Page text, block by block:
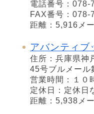
電話番号：078-
FAX番号：078-
距離：5,916メ
アバンティブ
住所：兵庫県神
45号ブルメール
営業時間：１０
定休日：定休日
距離：5,938メ